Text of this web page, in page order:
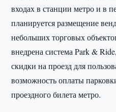
входах в станции метро и в
планируется размещение
небольших торговых
внедрена система Park &
скидки на проезд для
возможность оплаты
проездного билета метро.